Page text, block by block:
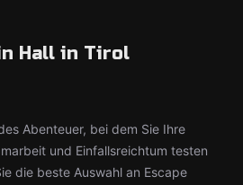
Hall in Tirol
Abenteuer, bei dem Sie Ihre
und Einfallsreichtum testen
die beste Auswahl an Escape